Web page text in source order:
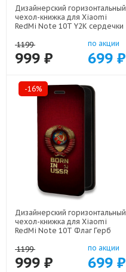
Дизайнерский горизонтальный
чехол-книжка для Xiaomi
RedMi Note 10T Y2K сердечки
1199
999 ₽
по акции
699 ₽
-16%
Дизайнерский горизонтальный
чехол-книжка для Xiaomi
RedMi Note 10T Флаг Герб
1199
999 ₽
по акции
699 ₽